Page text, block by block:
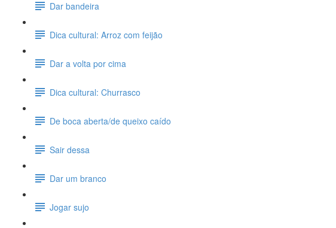
Dar bandeira
Dica cultural: Arroz com feijão
Dar a volta por cima
Dica cultural: Churrasco
De boca aberta/de queixo caído
Sair dessa
Dar um branco
Jogar sujo